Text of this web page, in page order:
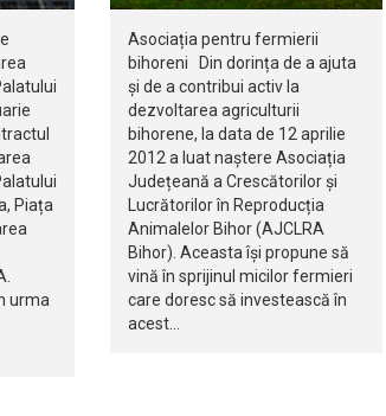
Piața
urma
Asociația pentru fermierii
bihoreni Din dorința de a ajuta
și de a contribui activ la
dezvoltarea agriculturii
bihorene, la data de 12 aprilie
2012 a luat naștere Asociația
Județeană a Crescătorilor și
Lucrătorilor în Reproducția
Animalelor Bihor (AJCLRA
Bihor). Aceasta își propune să
vină în sprijinul micilor fermieri
care doresc să investească în
acest…